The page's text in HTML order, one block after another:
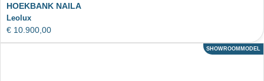
HOEKBANK NAILA
Leolux
€ 10.900,00
ACTIE
SHOWROOMMODEL